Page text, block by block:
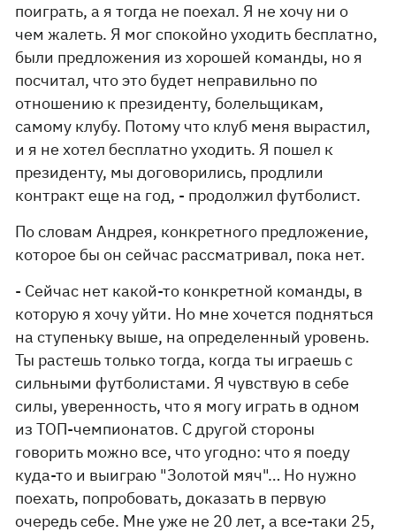
поиграть, а я тогда не поехал. Я не хочу ни о
чем жалеть. Я мог спокойно уходить бесплатно,
были предложения из хорошей команды, но я
посчитал, что это будет неправильно по
отношению к президенту, болельщикам,
самому клубу. Потому что клуб меня вырастил,
и я не хотел бесплатно уходить. Я пошел к
президенту, мы договорились, продлили
контракт еще на год, - продолжил футболист.
По словам Андрея, конкретного предложение,
которое бы он сейчас рассматривал, пока нет.
- Сейчас нет какой-то конкретной команды, в
которую я хочу уйти. Но мне хочется подняться
на ступеньку выше, на определенный уровень.
Ты растешь только тогда, когда ты играешь с
сильными футболистами. Я чувствую в себе
силы, уверенность, что я могу играть в одном
из ТОП-чемпионатов. С другой стороны
говорить можно все, что угодно: что я поеду
куда-то и выиграю "Золотой мяч"… Но нужно
поехать, попробовать, доказать в первую
очередь себе. Мне уже не 20 лет, а все-таки 25,